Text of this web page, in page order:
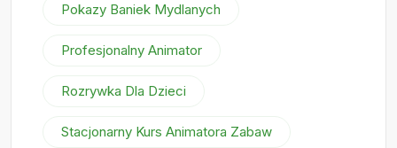
Pokazy Baniek Mydlanych
Profesjonalny Animator
Rozrywka Dla Dzieci
Stacjonarny Kurs Animatora Zabaw